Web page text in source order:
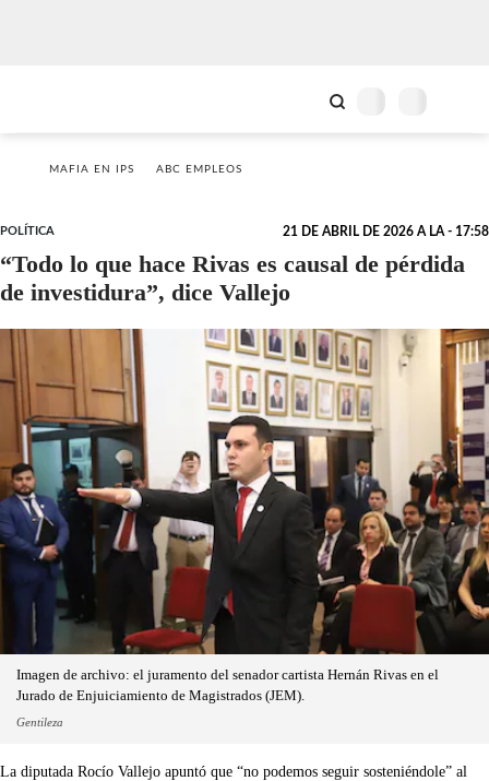
MAFIA EN IPS ABC EMPLEOS
POLÍTICA 21 DE ABRIL DE 2026 A LA - 17:58
“Todo lo que hace Rivas es causal de pérdida
de investidura”, dice Vallejo
Imagen de archivo: el juramento del senador cartista Hernán Rivas en el
Jurado de Enjuiciamiento de Magistrados (JEM).
Gentileza
La diputada Rocío Vallejo apuntó que “no podemos seguir sosteniéndole” al